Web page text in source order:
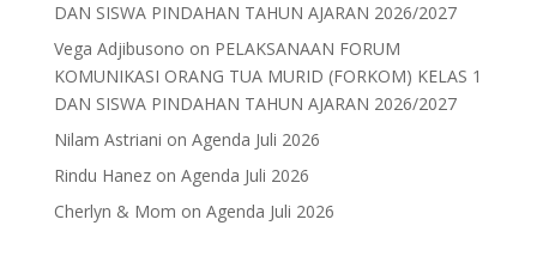
DAN SISWA PINDAHAN TAHUN AJARAN 2026/2027
Vega Adjibusono on PELAKSANAAN FORUM
KOMUNIKASI ORANG TUA MURID (FORKOM) KELAS 1
DAN SISWA PINDAHAN TAHUN AJARAN 2026/2027
Nilam Astriani on Agenda Juli 2026
Rindu Hanezon Agenda Juli 2026
Cherlyn & Mom on Agenda Juli 2026